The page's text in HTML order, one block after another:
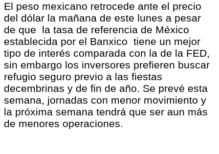
El peso mexicano retrocede ante el precio
del dólar la mañana de este lunes a pesar
de que la tasa de referencia de México
establecida por el Banxico tiene un mejor
tipo de interés comparada con la de la FED,
sin embargo los inversores prefieren buscar
refugio seguro previo a las fiestas
decembrinas y de fin de año. Se prevé esta
semana, jornadas con menor movimiento y
la próxima semana tendrá que ser aun más
de menores operaciones.